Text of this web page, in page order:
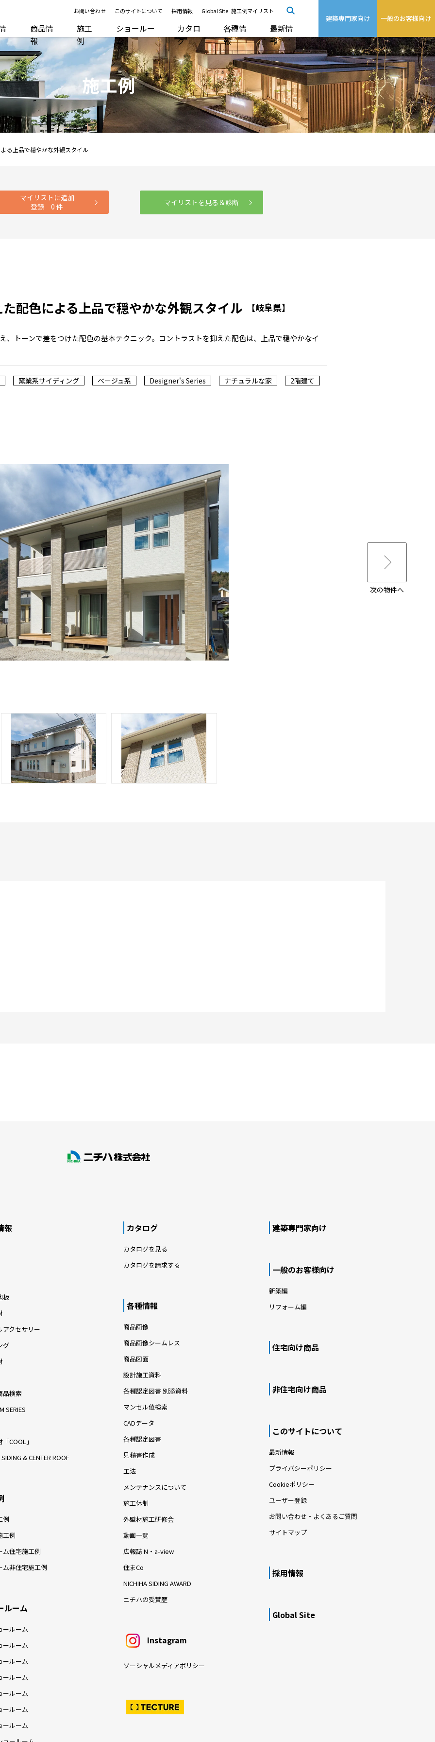
お問い合わせ このサイトについて 採用情報 Global Site 施工例マイリスト
商品情
報
施工
例
ショールー
ム
カタロ
グ
各種情
報
最新情
報
建築専門家向け 一般のお客様向け
施工例
る上品で穏やかな外観スタイル
マイリストに追加
登録0 件 マイリストを見る＆診断
配色による上品で穏やかな外観スタイル 【岐阜県】
、トーンで差をつけた配色の基本テクニック。コントラストを抑えた配色は、上品で穏やかなイ
窯業系サイディング ベージュ系 Designer's Series ナチュラルな家 2階建て
次の物件へ
報
板
アクセサリー
グ
品検索
SERIES
COOL」
SIDING & CENTER ROOF
例
工例
ム住宅施工例
ム非住宅施工例
ルーム
ールーム
ールーム
ールーム
ールーム
ールーム
ールーム
ールーム
カタログ
カタログを見る
カタログを請求する
各種情報
商品画像
商品画像シームレス
商品図面
設計施工資料
各種認定図書 別添資料
マンセル値検索
CADデータ
各種認定図書
見積書作成
工法
メンテナンスについて
施工体制
外壁材施工研修会
動画一覧
広報誌 N・a-view
住まCo
NICHIHA SIDING AWARD
ニチハの受賞歴
Instagram
ソーシャルメディアポリシー
建築専門家向け
一般のお客様向け
新築編
リフォーム編
住宅向け商品
非住宅向け商品
このサイトについて
最新情報
プライバシーポリシー
Cookieポリシー
ユーザー登録
お問い合わせ・よくあるご質問
サイトマップ
採用情報
Global Site